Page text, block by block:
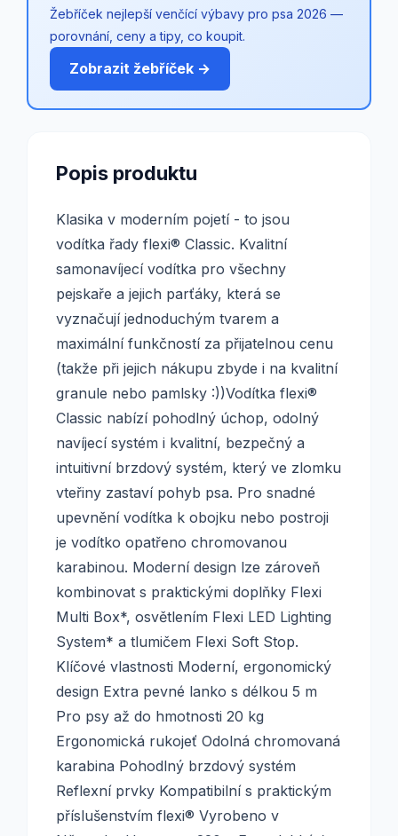
Žebříček nejlepší venčící výbavy pro psa 2026 —
porovnání, ceny a tipy, co koupit.
Zobrazit žebříček →
Popis produktu
Klasika v moderním pojetí - to jsou
vodítka řady flexi® Classic. Kvalitní
samonavíjecí vodítka pro všechny
pejskaře a jejich parťáky, která se
vyznačují jednoduchým tvarem a
maximální funkčností za přijatelnou cenu
(takže při jejich nákupu zbyde i na kvalitní
granule nebo pamlsky :))Vodítka flexi®
Classic nabízí pohodlný úchop, odolný
navíjecí systém i kvalitní, bezpečný a
intuitivní brzdový systém, který ve zlomku
vteřiny zastaví pohyb psa. Pro snadné
upevnění vodítka k obojku nebo postroji
je vodítko opatřeno chromovanou
karabinou. Moderní design lze zároveň
kombinovat s praktickými doplňky Flexi
Multi Box*, osvětlením Flexi LED Lighting
System* a tlumičem Flexi Soft Stop.
Klíčové vlastnosti Moderní, ergonomický
design Extra pevné lanko s délkou 5 m
Pro psy až do hmotnosti 20 kg
Ergonomická rukojeť Odolná chromovaná
karabina Pohodlný brzdový systém
Reflexní prvky Kompatibilní s praktickým
příslušenstvím flexi® Vyrobeno v